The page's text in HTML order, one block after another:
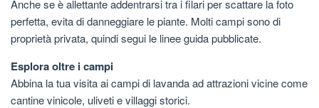
Anche se è allettante addentrarsi tra i filari per scattare la foto
perfetta, evita di danneggiare le piante. Molti campi sono di
proprietà privata, quindi segui le linee guida pubblicate.
Esplora oltre i campi
Abbina la tua visita ai campi di lavanda ad attrazioni vicine come
cantine vinicole, uliveti e villaggi storici.